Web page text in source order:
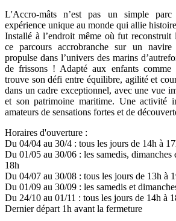
L'Accro-mâts n’est pas un simple
expérience unique au monde qui allie
Installé à l’endroit même où fut reconstruit
ce parcours accrobranche sur un
propulse dans l’univers des marins
de frissons ! Adapté aux enfants comme
trouve son défi entre équilibre, agilité et
dans un cadre exceptionnel, avec une vue
et son patrimoine maritime. Une activité
amateurs de sensations fortes et de
Horaires d'ouverture :
Du 04/04 au 30/4 : tous les jours de 14h à
Du 01/05 au 30/06 : les samedis, dimanches
18h
Du 04/07 au 30/08 : tous les jours de 13h à
Du 01/09 au 30/09 : les samedis et
Du 24/10 au 01/11 : tous les jours de 14h à
Dernier départ 1h avant la fermeture